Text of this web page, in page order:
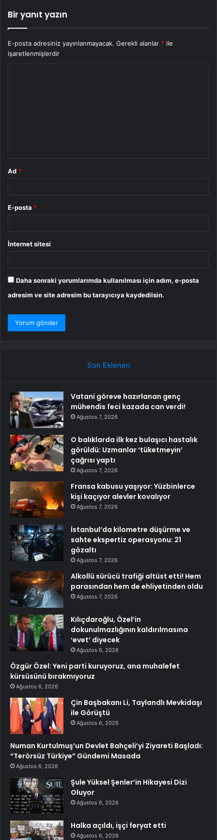
Bir yanıt yazın
E-posta adresiniz yayınlanmayacak. Gerekli alanlar * ile
işaretlenmişlerdir
Ad *
E-posta *
İnternet sitesi
Daha sonraki yorumlarımda kullanılması için adım, e-posta
adresim ve site adresim bu tarayıcıya kaydedilsin.
Son Eklenen
Vatani göreve hazırlanan genç
mühendis feci kazada can verdi!
Ağustos 7, 2026
O balıklarda ilk kez bulaşıcı hastalık
görüldü: Uzmanlar ‘tüketmeyin’
çağrısı yaptı
Ağustos 7, 2026
Fransa kabusu yaşıyor: Yüzbinlerce
kişi kaçıyor alevler kovalıyor
Ağustos 7, 2026
İstanbul’da kilometre düşürme ve
sahte ekspertiz operasyonu: 21
gözaltı
Ağustos 7, 2026
Alkollü sürücü trafiği altüst etti! Hem
parasından hem de ehliyetinden oldu
Ağustos 7, 2026
Kılıçdaroğlu, Özel’in
dokunulmazlığının kaldırılmasına
‘evet’ diyecek
Ağustos 6, 2026
Özgür Özel: Yeni parti kuruyoruz, ana muhalefet
kürsüsünü bırakmıyoruz
Ağustos 6, 2026
Çin Başbakanı Li, Taylandlı Mevkidaşı
ile Görüştü
Ağustos 6, 2026
Numan Kurtulmuş’un Devlet Bahçeli’yi Ziyareti Başladı:
“Terörsüz Türkiye” Gündemi Masada
Ağustos 6, 2026
Şule Yüksel Şenler’in Hikayesi Dizi
Oluyor
Ağustos 6, 2026
Halka açıldı, işçi feryat etti
Ağustos 6, 2026